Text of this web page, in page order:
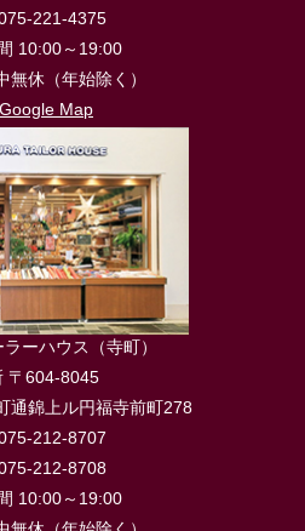
221-4375
10:00～19:00
無休（年始除く）
Map
ーハウス（寺町）
〒604-8045
通錦上ル円福寺前町278
212-8707
212-8708
10:00～19:00